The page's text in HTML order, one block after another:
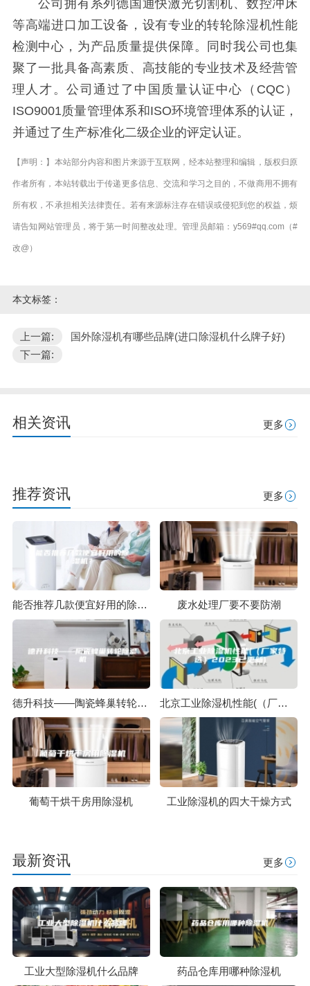
公司拥有系列德国通快激光切割机、数控冲床
等高端进口加工设备，设有专业的转轮除湿机性能
检测中心，为产品质量提供保障。同时我公司也集
聚了一批具备高素质、高技能的专业技术及经营管
理人才。公司通过了中国质量认证中心（CQC）
ISO9001质量管理体系和ISO环境管理体系的认证，
并通过了生产标准化二级企业的评定认证。
【声明：】本站部分内容和图片来源于互联网，经本站整理和编辑，版权归原
作者所有，本站转载出于传递更多信息、交流和学习之目的，不做商用不拥有
所有权，不承担相关法律责任。若有来源标注存在错误或侵犯到您的权益，烦
请告知网站管理员，将于第一时间整改处理。管理员邮箱：y569#qq.com（#
改@）
本文标签：
上一篇:
国外除湿机有哪些品牌(进口除湿机什么牌子好)
下一篇:
相关资讯 更多
推荐资讯 更多
能否推荐几款便宜好用的除湿机？ 废水处理厂要不要防潮
德升科技——陶瓷蜂巢转轮除湿机 北京工业除湿机性能(（厂家特选）2023已更新)
葡萄干烘干房用除湿机 工业除湿机的四大干燥方式
最新资讯 更多
工业大型除湿机什么品牌 药品仓库用哪种除湿机